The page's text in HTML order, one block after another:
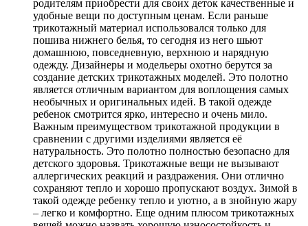
родителям приобрести для своих деток качественные и
удобные вещи по доступным ценам. Если раньше
трикотажный материал использовался только для
пошива нижнего белья, то сегодня из него шьют
домашнюю, повседневную, верхнюю и нарядную
одежду. Дизайнеры и модельеры охотно берутся за
создание детских трикотажных моделей. Это полотно
является отличным вариантом для воплощения самых
необычных и оригинальных идей. В такой одежде
ребенок смотрится ярко, интересно и очень мило.
Важным преимуществом трикотажной продукции в
сравнении с другими изделиями является её
натуральность. Это полотно полностью безопасно для
детского здоровья. Трикотажные вещи не вызывают
аллергических реакций и раздражения. Они отлично
сохраняют тепло и хорошо пропускают воздух. Зимой в
такой одежде ребенку тепло и уютно, а в знойную жару
– легко и комфортно. Еще одним плюсом трикотажных